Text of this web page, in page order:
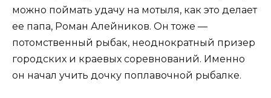
можно поймать удачу на мотыля, как это делает
ее папа, Роман Алейников. Он тоже —
потомственный рыбак, неоднократный призер
городских и краевых соревнований. Именно
он начал учить дочку поплавочной рыбалке.